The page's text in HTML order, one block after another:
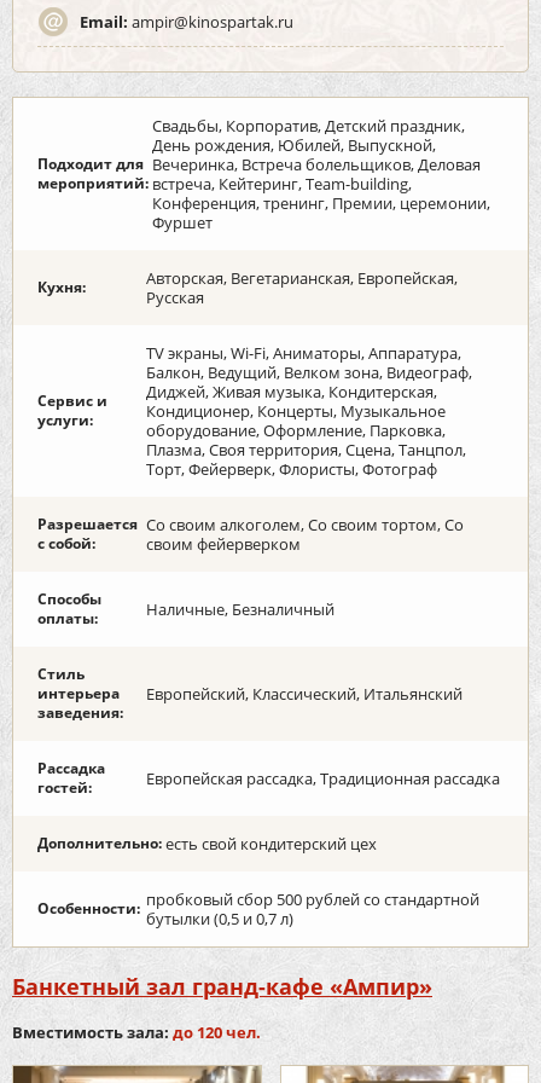
Email: ampir@kinospartak.ru
Подходит для
мероприятий:
Свадьбы, Корпоратив, Детский праздник,
День рождения, Юбилей, Выпускной,
Вечеринка, Встреча болельщиков, Деловая
встреча, Кейтеринг, Team-building,
Конференция, тренинг, Премии, церемонии,
Фуршет
Кухня:
Авторская, Вегетарианская, Европейская,
Русская
Сервис и
услуги:
TV экраны, Wi-Fi, Аниматоры, Аппаратура,
Балкон, Ведущий, Велком зона, Видеограф,
Диджей, Живая музыка, Кондитерская,
Кондиционер, Концерты, Музыкальное
оборудование, Оформление, Парковка,
Плазма, Своя территория, Сцена, Танцпол,
Торт, Фейерверк, Флористы, Фотограф
Разрешается
с собой:
Со своим алкоголем, Со своим тортом, Со
своим фейерверком
Способы
оплаты:
Наличные, Безналичный
Стиль
интерьера
заведения:
Европейский, Классический, Итальянский
Рассадка
гостей:
Европейская рассадка, Традиционная рассадка
Дополнительно:есть свой кондитерский цех
Особенности: пробковый сбор 500 рублей со стандартной
бутылки (0,5 и 0,7 л)
Банкетный зал гранд-кафе «Ампир»
Вместимость зала: до 120 чел.